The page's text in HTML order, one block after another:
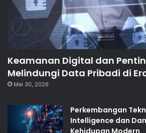
Keamanan Digital dan
Melindungi Data Pribadi di
Mei 30, 2026
Perkembangan
Intelligence dan
Kehidupan Modern